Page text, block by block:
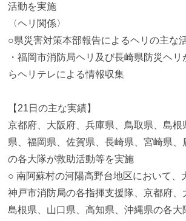
活動を実施
〈ヘリ関係〉
○県災害対策本部報告によるヘリの主な
・福岡市消防局ヘリ及び長崎県防災ヘ
らヘリテレによる情報収集
【21日の主な実績】
京都府、大阪府、兵庫県、鳥取県、島根
県、福岡県、佐賀県、長崎県、宮崎県、
の各大隊が救助活動等を実施
○ 南阿蘇村の河陽高野台地区において、
神戸市消防局の各指揮支援隊、京都府、
島根県、山口県、高知県、沖縄県の各大